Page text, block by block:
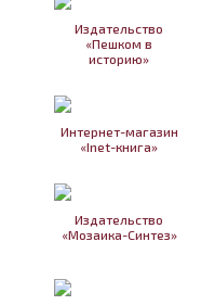
Издательство
«Пешком в
историю»
Интернет-магазин
«Inet-книга»
Издательство
«Мозаика-Синтез»